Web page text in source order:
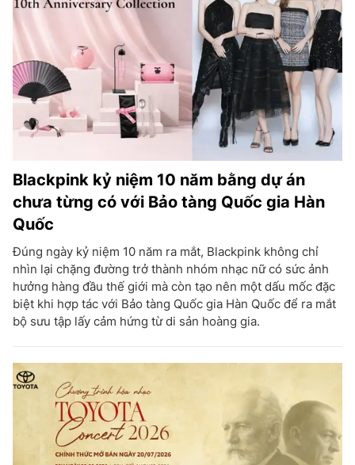
Blackpink kỷ niệm 10 năm bằng dự án
chưa từng có với Bảo tàng Quốc gia Hàn
Quốc
Đúng ngày kỷ niệm 10 năm ra mắt, Blackpink không chỉ
nhìn lại chặng đường trở thành nhóm nhạc nữ có sức ảnh
hưởng hàng đầu thế giới mà còn tạo nên một dấu mốc đặc
biệt khi hợp tác với Bảo tàng Quốc gia Hàn Quốc để ra mắt
bộ sưu tập lấy cảm hứng từ di sản hoàng gia.